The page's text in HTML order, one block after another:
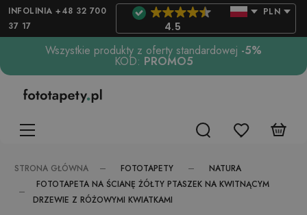
INFOLINIA +48 32 700
37 17
4.5
PLN
Wszystkie produkty z oferty standardowej -5%
KOD: PROMO5
STRONA GŁÓWNA FOTOTAPETY
NATURA
FOTOTAPETA NA ŚCIANĘ ŻÓŁTY PTASZEK NA KWITNĄCYM
DRZEWIE Z RÓŻOWYMI KWIATKAMI